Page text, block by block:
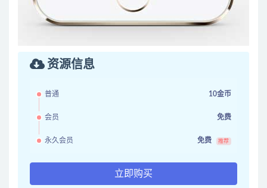
资源信息
普通 10金币
会员 免费
永久会员 免费 推荐
立即购买